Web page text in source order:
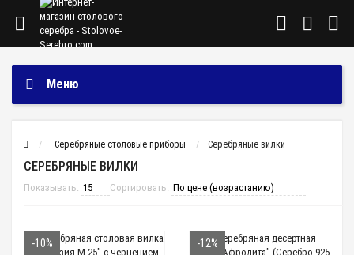
Меню
Cеребряные столовые приборы Серебряные вилки
СЕРЕБРЯНЫЕ ВИЛКИ
Показывать: Сортировать:
-10% -12%